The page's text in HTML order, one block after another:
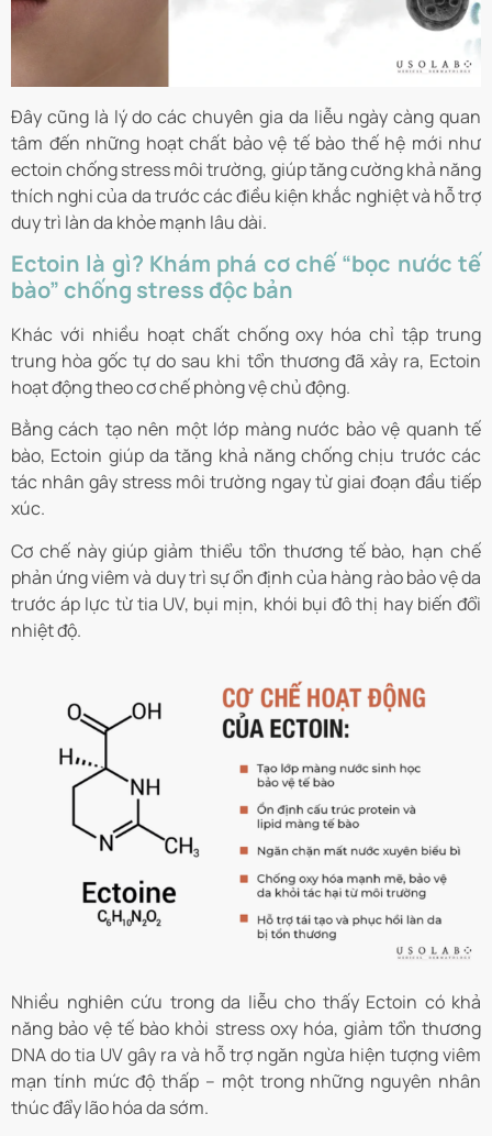
Đây cũng là lý do các chuyên gia da liễu ngày càng quan
tâm đến những hoạt chất bảo vệ tế bào thế hệ mới như
ectoin chống stress môi trường, giúp tăng cường khả năng
thích nghi của da trước các điều kiện khắc nghiệt và hỗ trợ
duy trì làn da khỏe mạnh lâu dài.
Ectoin là gì? Khám phá cơ chế “bọc nước tế
bào” chống stress độc bản
Khác với nhiều hoạt chất chống oxy hóa chỉ tập trung
trung hòa gốc tự do sau khi tổn thương đã xảy ra, Ectoin
hoạt động theo cơ chế phòng vệ chủ động.
Bằng cách tạo nên một lớp màng nước bảo vệ quanh tế
bào, Ectoin giúp da tăng khả năng chống chịu trước các
tác nhân gây stress môi trường ngay từ giai đoạn đầu tiếp
xúc.
Cơ chế này giúp giảm thiểu tổn thương tế bào, hạn chế
phản ứng viêm và duy trì sự ổn định của hàng rào bảo vệ da
trước áp lực từ tia UV, bụi mịn, khói bụi đô thị hay biến đổi
nhiệt độ.
Nhiều nghiên cứu trong da liễu cho thấy Ectoin có khả
năng bảo vệ tế bào khỏi stress oxy hóa, giảm tổn thương
DNA do tia UV gây ra và hỗ trợ ngăn ngừa hiện tượng viêm
mạn tính mức độ thấp – một trong những nguyên nhân
thúc đẩy lão hóa da sớm.